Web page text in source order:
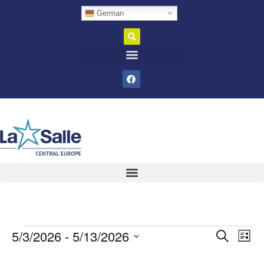
German
Suche
Liste
5/3/2026 - 5/13/2026